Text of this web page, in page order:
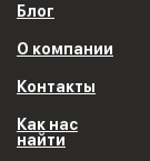
Блог
О компании
Контакты
Как нас
найти